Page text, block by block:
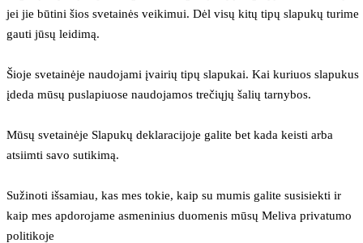
jei jie būtini šios svetainės veikimui. Dėl visų kitų tipų slapukų turime
gauti jūsų leidimą.
Šioje svetainėje naudojami įvairių tipų slapukai. Kai kuriuos slapukus
įdeda mūsų puslapiuose naudojamos trečiųjų šalių tarnybos.
Mūsų svetainėje Slapukų deklaracijoje galite bet kada keisti arba
atsiimti savo sutikimą.
Sužinoti išsamiau, kas mes tokie, kaip su mumis galite susisiekti ir
kaip mes apdorojame asmeninius duomenis mūsų Meliva privatumo
politikoje